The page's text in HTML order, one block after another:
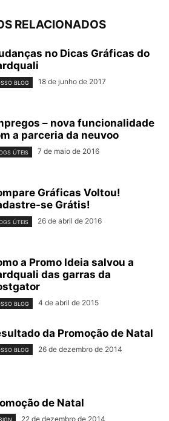
RELACIONADOS
no Dicas Gráficas do
BLOG 18 de junho de 2017
– nova funcionalidade
a parceria da neuvoo
ÚTEIS 7 de maio de 2016
Gráficas Voltou!
se Grátis!
ÚTEIS 26 de abril de 2016
a Promo Ideia salvou a
das garras da
BLOG 4 de abril de 2015
da Promoção de Natal
BLOG 26 de dezembro de 2014
de Natal
22 de dezembro de 2014